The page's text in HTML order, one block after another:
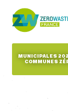
MUNICIPALES
COMMUNES